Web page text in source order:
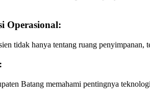
Operasional:
tidak hanya tentang ruang penyimpanan,
Batang memahami pentingnya